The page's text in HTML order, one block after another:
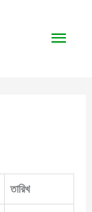
Main
তারিখ